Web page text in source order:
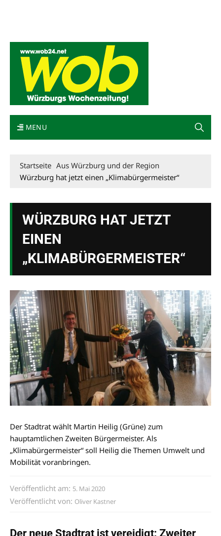
MENU
Startseite Aus Würzburg und der Region
Würzburg hat jetzt einen „Klimabürgermeister“
WÜRZBURG HAT JETZT
EINEN
„KLIMABÜRGERMEISTER“
Der Stadtrat wählt Martin Heilig (Grüne) zum
hauptamtlichen Zweiten Bürgermeister. Als
„Klimabürgermeister“ soll Heilig die Themen Umwelt und
Mobilität voranbringen.
Veröffentlicht am: 5. Mai 2020
Veröffentlicht von: Oliver Kastner
Der neue Stadtrat ist vereidigt: Zweiter